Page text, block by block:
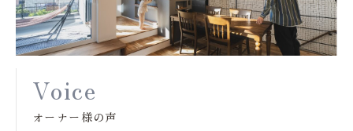
Voice
オーナー様の声